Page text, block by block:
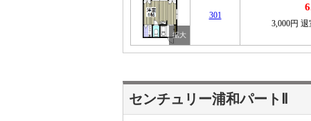
301
3,000円 退
センチュリー浦和パートⅡ